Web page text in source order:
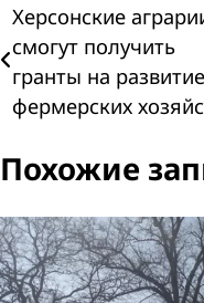
Навигация
по
записям
Херсонские
смогут получить
гранты на развитие
фермерских
Похожие